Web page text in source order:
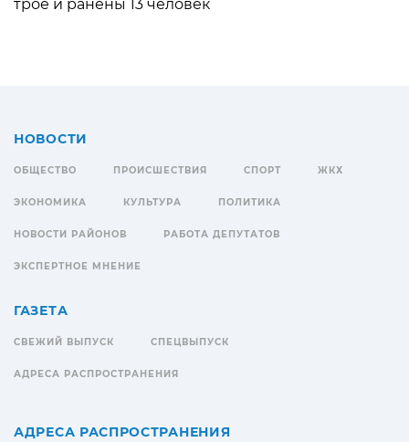
трое и ранены 13 человек
НОВОСТИ
ОБЩЕСТВО ПРОИСШЕСТВИЯ СПОРТ ЖКХ
ЭКОНОМИКА КУЛЬТУРА ПОЛИТИКА
НОВОСТИ РАЙОНОВ РАБОТА ДЕПУТАТОВ
ЭКСПЕРТНОЕ МНЕНИЕ
ГАЗЕТА
СВЕЖИЙ ВЫПУСК СПЕЦВЫПУСК
АДРЕСА РАСПРОСТРАНЕНИЯ
АДРЕСА РАСПРОСТРАНЕНИЯ